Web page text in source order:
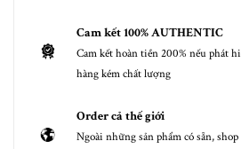
Cam kết 100% AUTHENTIC
Cam kết hoàn tiền 200% nếu phát
hàng kém chất lượng
Order cả thế giới
Ngoài những sản phẩm có sẵn,